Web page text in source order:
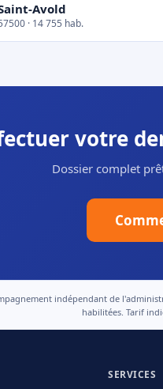
Avold
· 14 755 hab.
votre
Dossier complet
indépendant de
habilitées. Tarif
SERVICES